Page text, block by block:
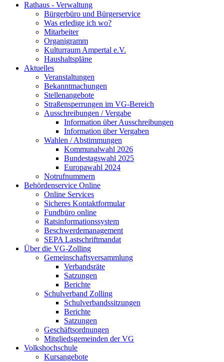
Rathaus - Verwaltung
Bürgerbüro und Bürgerservice
Was erledige ich wo?
Mitarbeiter
Organigramm
Kulturraum Ampertal e.V.
Haushaltspläne
Aktuelles
Veranstaltungen
Bekanntmachungen
Stellenangebote
Straßensperrungen im VG-Bereich
Ausschreibungen / Vergabe
Information über Ausschreibungen
Information über Vergaben
Wahlen / Abstimmungen
Kommunalwahl 2026
Bundestagswahl 2025
Europawahl 2024
Notrufnummern
Behördenservice Online
Online Services
Sicheres Kontaktformular
Fundbüro online
Ratsinformationssystem
Beschwerdemanagement
SEPA Lastschriftmandat
Über die VG-Zolling
Gemeinschaftsversammlung
Verbandsräte
Satzungen
Berichte
Schulverband Zolling
Schulverbandssitzungen
Berichte
Satzungen
Geschäftsordnungen
Mitgliedsgemeinden der VG
Volkshochschule
Kursangebote